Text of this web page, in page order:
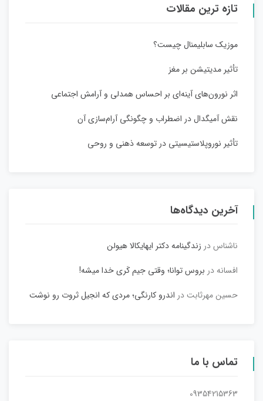
تازه ترین مقالات
موزیک سابلیمنال چیست؟
تأثیر مدیتیشن بر مغز
اثر نورون‌های آینه‌ای بر احساس همدلی و آرامش اجتماعی
نقش آمیگدال در اضطراب و چگونگی آرام‌سازی آن
تأثیر نوروپلاستیسیتی در توسعه ذهنی و روحی
آخرین دیدگاه‌ها
ناشناسدر زندگینامه دکتر ایهایکالا هیولن
افسانه در بروس توانا؛ وقتی جیم کَری خدا میشه!
حسین مهرثابتدر اندرو کارنگی؛ مردی که انجیل ثروت رو نوشت
تماس با ما
09354215363